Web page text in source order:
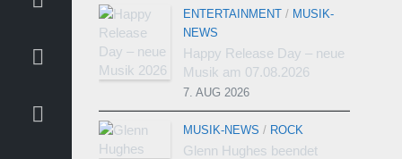
ENTERTAINMENT / MUSIK-
NEWS
Happy Release Day – neue
Musik am 07.08.2026
7. AUG 2026
MUSIK-NEWS / ROCK
Glenn Hughes beendet